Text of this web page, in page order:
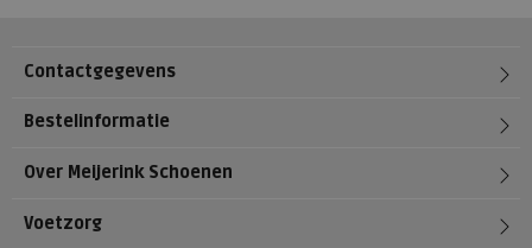
Contactgegevens
Bestelinformatie
Over Meijerink Schoenen
Voetzorg